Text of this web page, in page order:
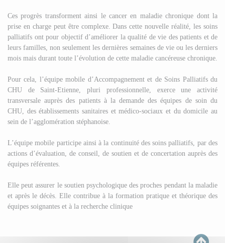
Ces progrès transforment ainsi le cancer en maladie chronique dont la
prise en charge peut être complexe. Dans cette nouvelle réalité, les soins
palliatifs ont pour objectif d’améliorer la qualité de vie des patients et de
leurs familles, non seulement les dernières semaines de vie ou les derniers
mois mais durant toute l’évolution de cette maladie cancéreuse chronique.
Pour cela, l’équipe mobile d’Accompagnement et de Soins Palliatifs du
CHU de Saint-Etienne, pluri professionnelle, exerce une activité
transversale auprès des patients à la demande des équipes de soin du
CHU, des établissements sanitaires et médico-sociaux et du domicile au
sein de l’agglomération stéphanoise.
L’équipe mobile participe ainsi à la continuité des soins palliatifs, par des
actions d’évaluation, de conseil, de soutien et de concertation auprès des
équipes référentes.
Elle peut assurer le soutien psychologique des proches pendant la maladie
et après le décès. Elle contribue à la formation pratique et théorique des
équipes soignantes et à la recherche clinique